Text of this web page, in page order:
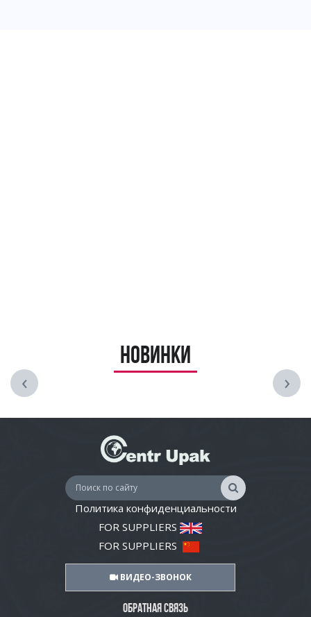
Новинки
‹ ›
Политика конфиденциальности
FOR SUPPLIERS
FOR SUPPLIERS
ВИДЕО-ЗВОНОК
ОБРАТНАЯ СВЯЗЬ